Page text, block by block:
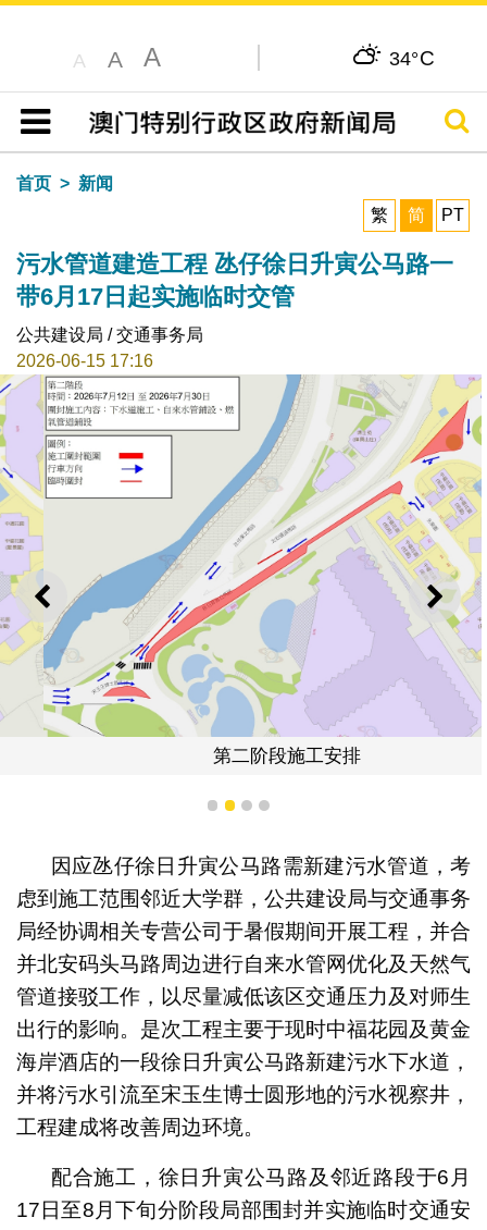
A A A 34°C
目录
搜寻
首页
新闻
繁
简 PT
污水管道建造工程 氹仔徐日升寅公马路一
带6月17日起实施临时交管
公共建设局 / 交通事务局
2026-06-15 17:16
上一则 下一
第二阶段施工安排
1 2 3 4
因应氹仔徐日升寅公马路需新建污水管道，考
虑到施工范围邻近大学群，公共建设局与交通事务
局经协调相关专营公司于暑假期间开展工程，并合
并北安码头马路周边进行自来水管网优化及天然气
管道接驳工作，以尽量减低该区交通压力及对师生
出行的影响。是次工程主要于现时中福花园及黄金
海岸酒店的一段徐日升寅公马路新建污水下水道，
并将污水引流至宋玉生博士圆形地的污水视察井，
工程建成将改善周边环境。
配合施工，徐日升寅公马路及邻近路段于6月
17日至8月下旬分阶段局部围封并实施临时交通安